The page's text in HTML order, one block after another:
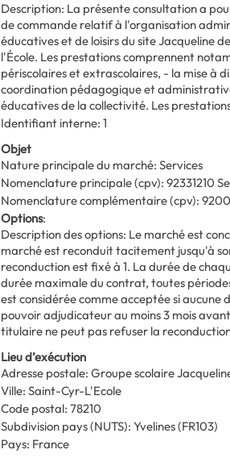
Description: La présente consultation a
de commande relatif à l'organisation
éducatives et de loisirs du site Jacqueline
l'École. Les prestations comprennent
périscolaires et extrascolaires, - la mise à
coordination pédagogique et
éducatives de la collectivité. Les
Identifiant interne: 1
Objet
Nature principale du marché: Services
Nomenclature principale(cpv): 92331210
Nomenclature complémentaire(cpv):
Options:
Description des options: Le marché est
marché est reconduit tacitement jusqu'à
reconduction est fixé à 1. La durée de
durée maximale du contrat, toutes
est considérée comme acceptée si aucune
pouvoir adjudicateur au moins 3 mois
titulaire ne peut pas refuser la
Lieu d’exécution
Adresse postale: Groupe scolaire
Ville: Saint-Cyr-L'Ecole
Code postal: 78210
Subdivision pays (NUTS): Yvelines(FR103)
Pays: France